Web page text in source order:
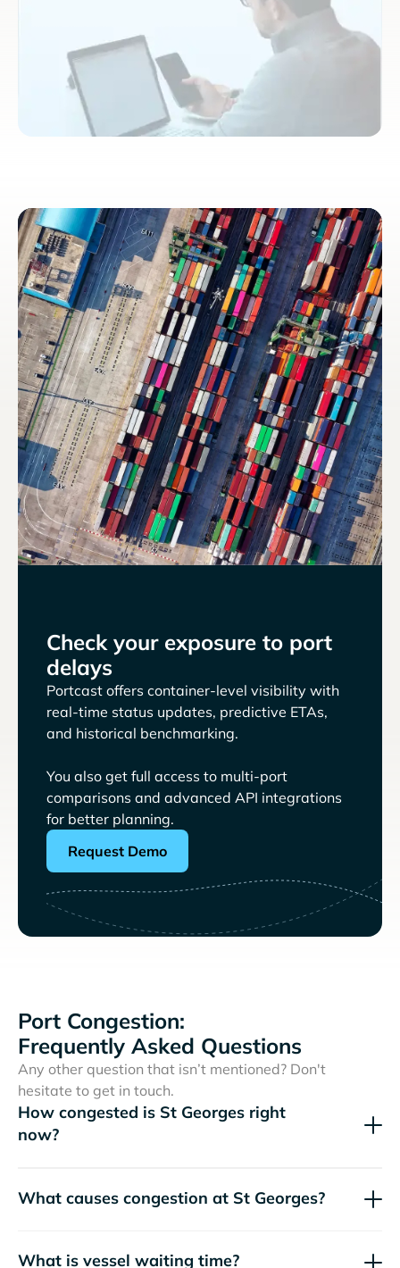
Check your exposure to port
delays
Portcast offers container-level visibility with
real-time status updates, predictive ETAs,
and historical benchmarking.
You also get full access to multi-port
comparisons and advanced API integrations
for better planning.
Request Demo
Port Congestion:
Frequently Asked Questions
Any other question that isn’t mentioned? Don't
hesitate to get in touch.
How congested is St Georges right
now?
What causes congestion at St Georges?
What is vessel waiting time?